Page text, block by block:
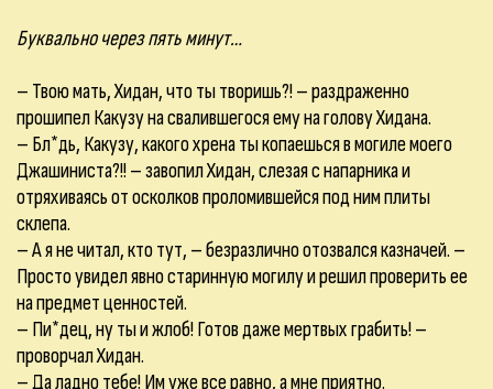
Буквально через пять минут…
– Твою мать, Хидан, что ты творишь?! – раздраженно
прошипел Какузу на свалившегося ему на голову Хидана.
– Бл*дь, Какузу, какого хрена ты копаешься в могиле моего
Джашиниста?!! – завопил Хидан, слезая с напарника и
отряхиваясь от осколков проломившейся под ним плиты
склепа.
– А я не читал, кто тут, – безразлично отозвался казначей. –
Просто увидел явно старинную могилу и решил проверить ее
на предмет ценностей.
– Пи*дец, ну ты и жлоб! Готов даже мертвых грабить! –
проворчал Хидан.
– Да ладно тебе! Им уже все равно, а мне приятно.